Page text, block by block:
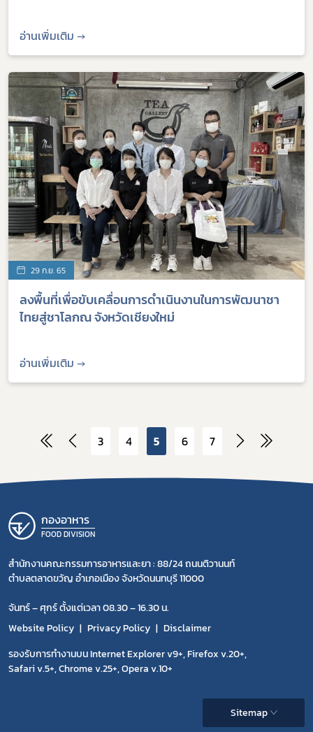
อ่านเพิ่มเติม →
29 ก.ย. 65
ลงพื้นที่เพื่อขับเคลื่อนการดำเนินงานในการพัฒนาชา
ไทยสู่ชาโลกณ จังหวัดเชียงใหม่
อ่านเพิ่มเติม →
3 4 5 6 7
กองอาหาร
FOOD DIVISION
สำนักงานคณะกรรมการอาหารและยา : 88/24 ถนนติวานนท์
ตำบลตลาดขวัญ อำเภอเมือง จังหวัดนนทบุรี 11000
จันทร์ – ศุกร์ ตั้งแต่เวลา 08.30 – 16.30 น.
Website Policy
Privacy Policy
Disclaimer
รองรับการทำงานบน Internet Explorer v9+, Firefox v.20+,
Safari v.5+, Chrome v.25+, Opera v.10+
Sitemap